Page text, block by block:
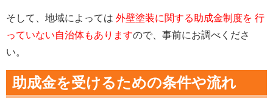
そして、地域によっては 外壁塗装に関する助成金制度を 行
っていない自治体もありますので、事前にお調べくださ
い。
助成金を受けるための条件や流れ